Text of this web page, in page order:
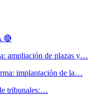
🔴
ampliación de plazas y…
implantación de la…
tribunales:…